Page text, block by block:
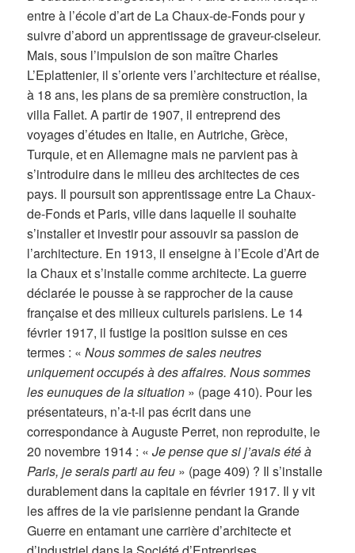
entre à l’école d’art de La Chaux-de-Fonds pour y
suivre d’abord un apprentissage de graveur-ciseleur.
Mais, sous l’impulsion de son maître Charles
L’Eplattenier, il s’oriente vers l’architecture et réalise,
à 18 ans, les plans de sa première construction, la
villa Fallet. A partir de 1907, il entreprend des
voyages d’études en Italie, en Autriche, Grèce,
Turquie, et en Allemagne mais ne parvient pas à
s’introduire dans le milieu des architectes de ces
pays. Il poursuit son apprentissage entre La Chaux-
de-Fonds et Paris, ville dans laquelle il souhaite
s’installer et investir pour assouvir sa passion de
l’architecture. En 1913, il enseigne à l’Ecole d’Art de
la Chaux et s’installe comme architecte. La guerre
déclarée le pousse à se rapprocher de la cause
française et des milieux culturels parisiens. Le 14
février 1917, il fustige la position suisse en ces
termes : «Nous sommes de sales neutres
uniquement occupés à des affaires. Nous sommes
les eunuques de la situation » (page 410). Pour les
présentateurs, n’a-t-il pas écrit dans une
correspondance à Auguste Perret, non reproduite, le
20 novembre 1914 : «Je pense que si j’avais été à
Paris, je serais parti au feu » (page 409) ? Il s’installe
durablement dans la capitale en février 1917. Il y vit
les affres de la vie parisienne pendant la Grande
Guerre en entamant une carrière d’architecte et